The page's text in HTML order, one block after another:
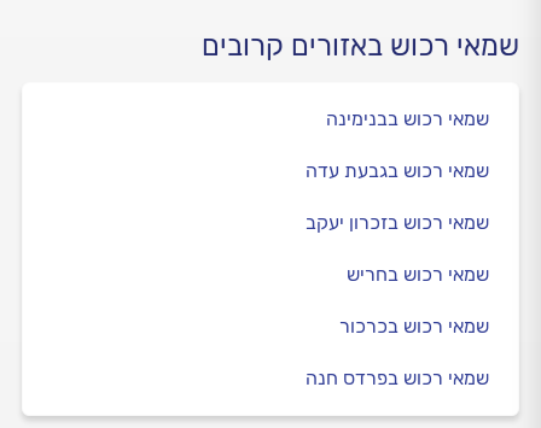
שמאי רכוש באזורים קרובים
שמאי רכוש בבנימינה
שמאי רכוש בגבעת עדה
שמאי רכוש בזכרון יעקב
שמאי רכוש בחריש
שמאי רכוש בכרכור
שמאי רכוש בפרדס חנה